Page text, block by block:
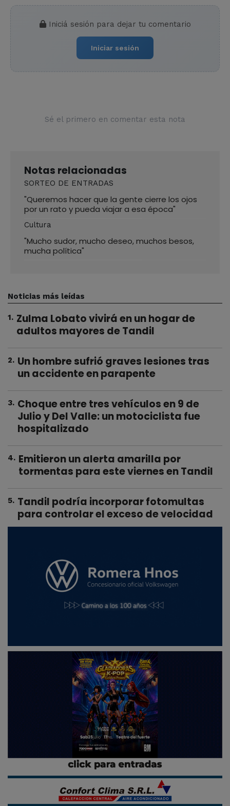
Iniciá sesión para dejar tu comentario
Iniciar sesión
Sé el primero en comentar esta nota
Notas relacionadas
SORTEO DE ENTRADAS
"Queremos hacer que la gente cierre los ojos
por un rato y pueda viajar a esa época"
Cultura
"Mucho sudor, mucho deseo, muchos besos,
mucha política"
Noticias más leídas
1. Zulma Lobato vivirá en un hogar de
adultos mayores de Tandil
2. Un hombre sufrió graves lesiones tras
un accidente en parapente
3. Choque entre tres vehículos en 9 de
Julio y Del Valle: un motociclista fue
hospitalizado
4. Emitieron un alerta amarilla por
tormentas para este viernes en Tandil
5. Tandil podría incorporar fotomultas
para controlar el exceso de velocidad